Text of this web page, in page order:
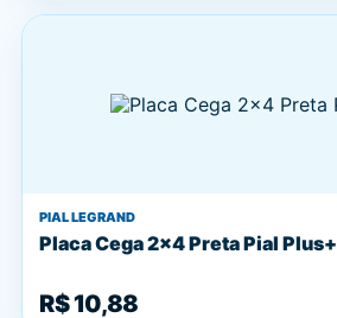
PIAL LEGRAND
Placa Cega 2x4 Preta Pial Plus+
R$ 10,88